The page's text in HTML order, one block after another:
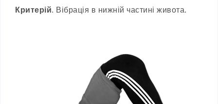
Критерій. Вібрація в нижній частині живота.